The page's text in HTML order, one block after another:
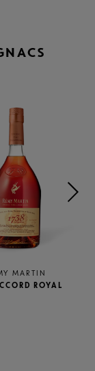
MARTIN
ROYAL